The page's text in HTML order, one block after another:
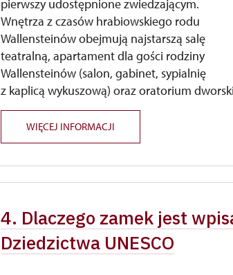
pierwszy udostępnione zwiedzającym.
Wnętrza z czasów hrabiowskiego rodu
Wallensteinów obejmują najstarszą salę
teatralną, apartament dla gości rodziny
Wallensteinów (salon, gabinet, sypialnię
z kaplicą wykuszową) oraz oratorium
WIĘCEJ INFORMACJI
4. Dlaczego zamek jest
Dziedzictwa UNESCO